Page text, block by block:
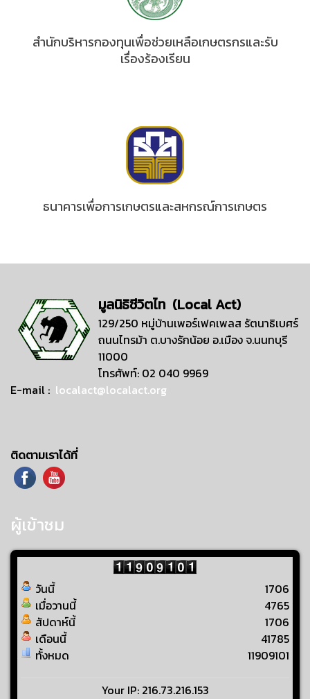
สำนักบริหารกองทุนเพื่อช่วยเหลือเกษตรกรและรับ
เรื่องร้องเรียน
ธนาคารเพื่อการเกษตรและสหกรณ์การเกษตร
มูลนิธิชีวิตไท (Local Act)
129/250 หมู่บ้านเพอร์เฟคเพลส รัตนาธิเบศร์
ถนนไทรม้า ต.บางรักน้อย อ.เมือง จ.นนทบุรี
11000
โทรศัพท์: 02 040 9969
E-mail : localact@localact.org
ติดตามเราได้ที่
ผู้เข้าชม
วันนี้
เมื่อวานนี้
สัปดาห์นี้
เดือนนี้
ทั้งหมด
1706
4765
1706
41785
11909101
Your IP: 216.73.216.153